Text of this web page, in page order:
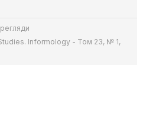
Informology - Том 23, № 1,